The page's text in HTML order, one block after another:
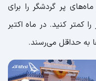
پر گردشگر را برای
کمتر کنید. در ماه اکتبر
به حداقل می‌رسند.